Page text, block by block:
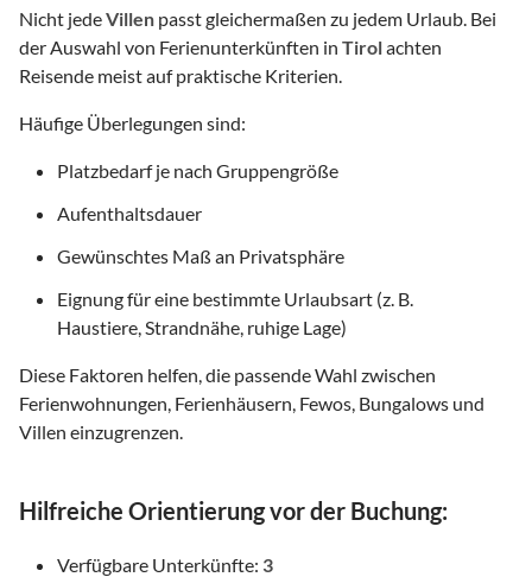
Nicht jedeVillen passt gleichermaßen zu jedem Urlaub. Bei
der Auswahl von Ferienunterkünften in Tirolachten
Reisende meist auf praktische Kriterien.
Häufige Überlegungen sind:
Platzbedarf je nach Gruppengröße
Aufenthaltsdauer
Gewünschtes Maß an Privatsphäre
Eignung für eine bestimmte Urlaubsart (z. B.
Haustiere, Strandnähe, ruhige Lage)
Diese Faktoren helfen, die passende Wahl zwischen
Ferienwohnungen, Ferienhäusern, Fewos, Bungalows und
Villen einzugrenzen.
Hilfreiche Orientierung vor der Buchung:
Verfügbare Unterkünfte: 3